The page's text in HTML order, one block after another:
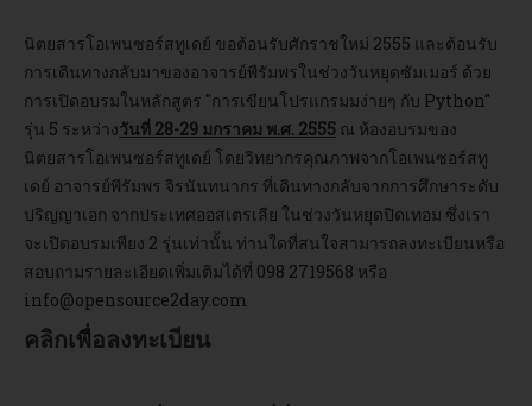
นิตยสารโอเพนซอร์สทูเดย์ ขอต้อนรับศักราชใหม่ 2555 และต้อนรับ
การเดินทางกลับมาของอาจารย์พีรัมพรในช่วงวันหยุดซัมเมอร์ ด้วย
การเปิดอบรมในหลักสูตร "การเขียนโปรแกรมมง่ายๆ กับ Python"
รุ่น 5 ระหว่างวันที่ 28-29 มกราคม พ.ศ. 2555 ณ ห้องอบรมของ
นิตยสารโอเพนซอร์สทูเดย์ โดยวิทยากรคุณภาพจากโอเพนซอร์สทู
เดย์ อาจารย์พีรัมพร จิรนันทนากร ที่เดินทางกลับจากการศึกษาระดับ
ปริญญาเอก จากประเทศออสเตรเลีย ในช่วงวันหยุดปิดเทอม ซึ่งเรา
จะเปิดอบรมเพียง 2 รุ่นเท่านั้น ท่านใดที่สนใจสามารถลงทะเบียนหรือ
สอบถามรายละเอียดเพิ่มเติมได้ที่ 098 2719568 หรือ
info@opensource2day.com
คลิกเพื่อลงทะเบียน